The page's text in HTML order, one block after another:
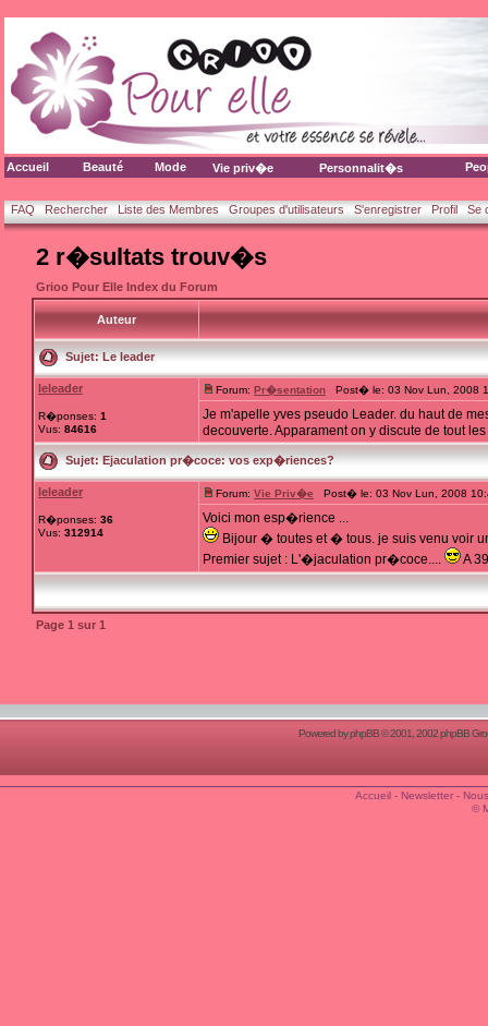
Accueil Beauté Mode Vie priv�e Personnalit�s
FAQ Rechercher Liste des Membres Groupes d'utilisateurs S'enregistrer Profil Se
2 r�sultats trouv�s
Grioo Pour Elle Index du Forum
Auteur
Sujet:Le leader
leleader
R�ponses: 1
Vus: 84616
Forum: Pr�sentation Post� le: 03 Nov Lun, 2008
Je m'apelle yves pseudo Leader. du haut de
decouverte. Apparament on y discute de tout
Sujet:Ejaculation pr�coce: vos exp�riences?
leleader
R�ponses: 36
Vus: 312914
Forum: Vie Priv�e Post� le: 03 Nov Lun, 2008
Voici mon esp�rience ...
Bijour � toutes et � tous. je suis venu voir
Premier sujet : L'�jaculation pr�coce....
A
Page 1 sur 1
Powered byphpBB© 2001, 2002 phpBB
Accueil- Newsletter-
©